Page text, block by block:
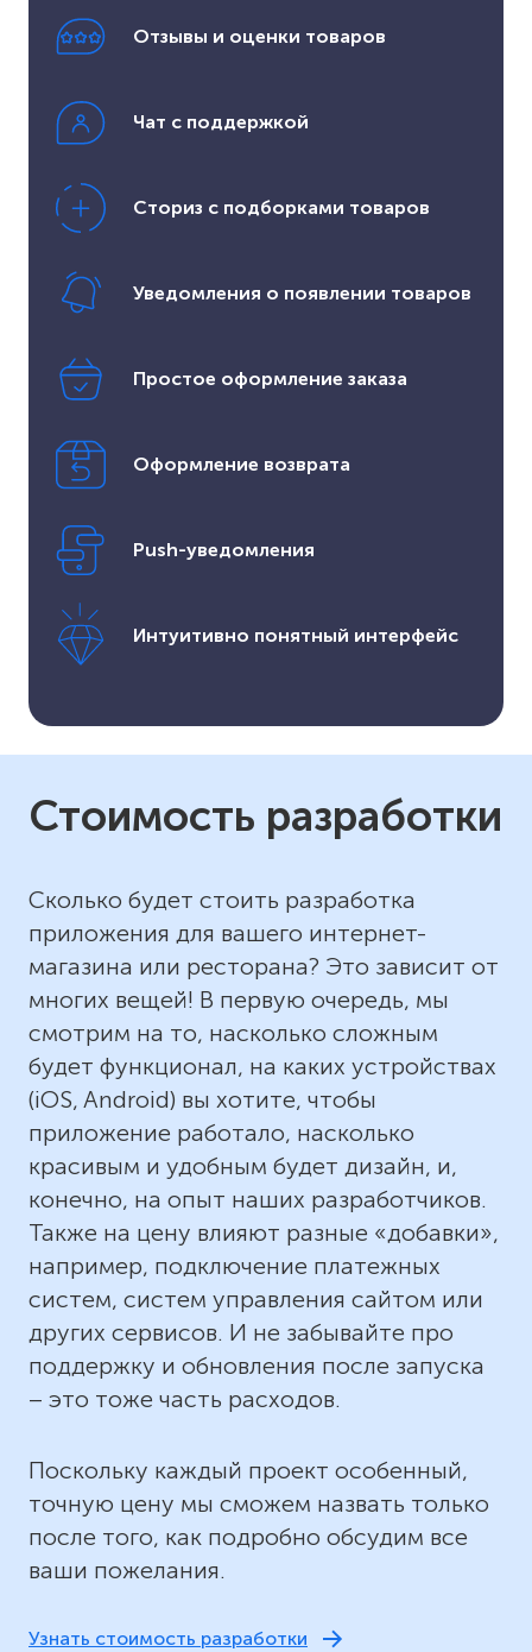
Отзывы и оценки товаров
Чат с поддержкой
Сториз с подборками товаров
Уведомления о появлении товаров
Простое оформление заказа
Оформление возврата
Push-уведомления
Интуитивно понятный интерфейс
Стоимость разработки
Сколько будет стоить разработка
приложения для вашего интернет-
магазина или ресторана? Это зависит от
многих вещей! В первую очередь, мы
смотрим на то, насколько сложным
будет функционал, на каких устройствах
(iOS, Android) вы хотите, чтобы
приложение работало, насколько
красивым и удобным будет дизайн, и,
конечно, на опыт наших разработчиков.
Также на цену влияют разные «добавки»,
например, подключение платежных
систем, систем управления сайтом или
других сервисов. И не забывайте про
поддержку и обновления после запуска
– это тоже часть расходов.
Поскольку каждый проект особенный,
точную цену мы сможем назвать только
после того, как подробно обсудим все
ваши пожелания.
Узнать стоимость разработки